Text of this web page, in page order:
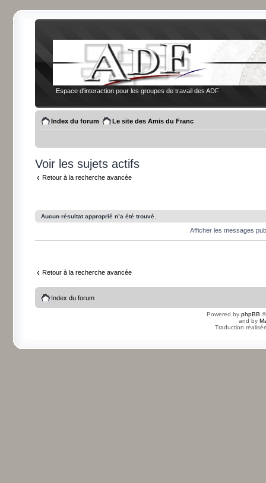
Espace d'interaction pour les groupes de travail des ADF
Index du forum Le site des Amis du Franc
Voir les sujets actifs
Retour à la recherche avancée
Aucun résultat approprié n’a été trouvé.
Afficher les messages
Retour à la recherche avancée
Index du forum
Powered by phpBB
and by
Traduction